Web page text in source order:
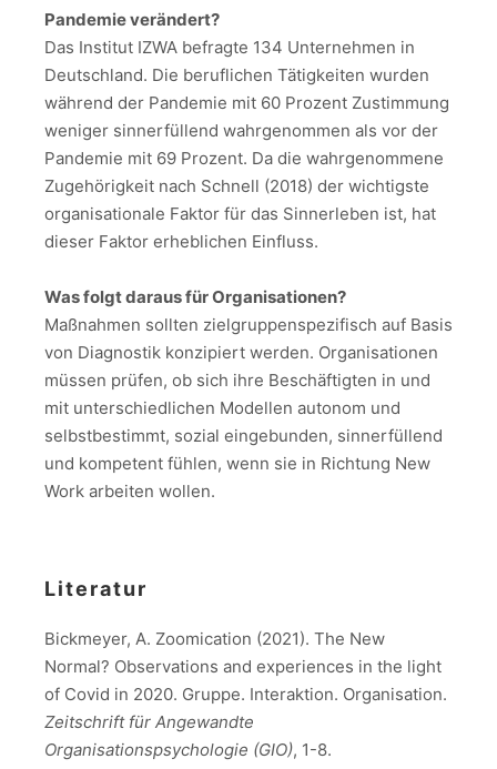
Pandemie verändert?
Das Institut IZWA befragte 134 Unternehmen in
Deutschland. Die beruflichen Tätigkeiten wurden
während der Pandemie mit 60 Prozent Zustimmung
weniger sinnerfüllend wahrgenommen als vor der
Pandemie mit 69 Prozent. Da die wahrgenommene
Zugehörigkeit nach Schnell (2018) der wichtigste
organisationale Faktor für das Sinnerleben ist, hat
dieser Faktor erheblichen Einfluss.
Was folgt daraus für Organisationen?
Maßnahmen sollten zielgruppenspezifisch auf Basis
von Diagnostik konzipiert werden. Organisationen
müssen prüfen, ob sich ihre Beschäftigten in und
mit unterschiedlichen Modellen autonom und
selbstbestimmt, sozial eingebunden, sinnerfüllend
und kompetent fühlen, wenn sie in Richtung New
Work arbeiten wollen.
Literatur
Bickmeyer, A. Zoomication (2021). The New
Normal? Observations and experiences in the light
of Covid in 2020. Gruppe. Interaktion. Organisation.
Zeitschrift für Angewandte
Organisationspsychologie (GIO), 1-8.